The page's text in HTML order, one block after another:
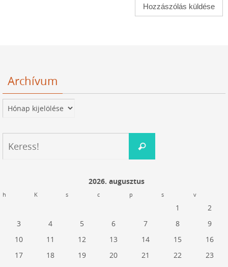
Archívum
Archívum
Keress!
2026. augusztus
h K s c p s v
1
2
3
4 5 6 7 8
9
10
11 12 13 14 15
16
17
18 19 20 21 22
23